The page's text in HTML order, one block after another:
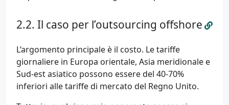
Il caso per l’outsourcing offshore
L’argomento principale è il costo. Le tariffe
giornaliere in Europa orientale, Asia meridionale e
Sud-est asiatico possono essere del 40-70%
inferiori alle tariffe di mercato del Regno Unito.